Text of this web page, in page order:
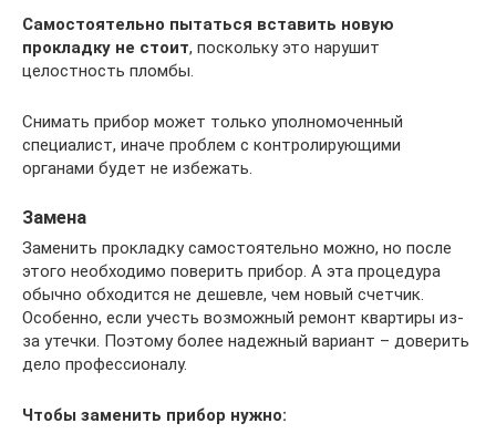
Самостоятельно пытаться вставить новую
прокладку не стоит, поскольку это нарушит
целостность пломбы.
Снимать прибор может только уполномоченный
специалист, иначе проблем с контролирующими
органами будет не избежать.
Замена
Заменить прокладку самостоятельно можно, но после
этого необходимо поверить прибор. А эта процедура
обычно обходится не дешевле, чем новый счетчик.
Особенно, если учесть возможный ремонт квартиры из-
за утечки. Поэтому более надежный вариант – доверить
дело профессионалу.
Чтобы заменить прибор нужно: